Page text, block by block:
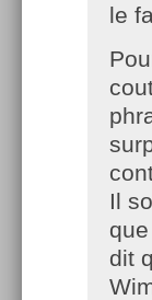
le
Il
dit